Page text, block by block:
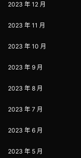
2023 年 12 月
2023 年 11 月
2023 年 10 月
2023 年 9 月
2023 年 8 月
2023 年 7 月
2023 年 6 月
2023 年 5 月